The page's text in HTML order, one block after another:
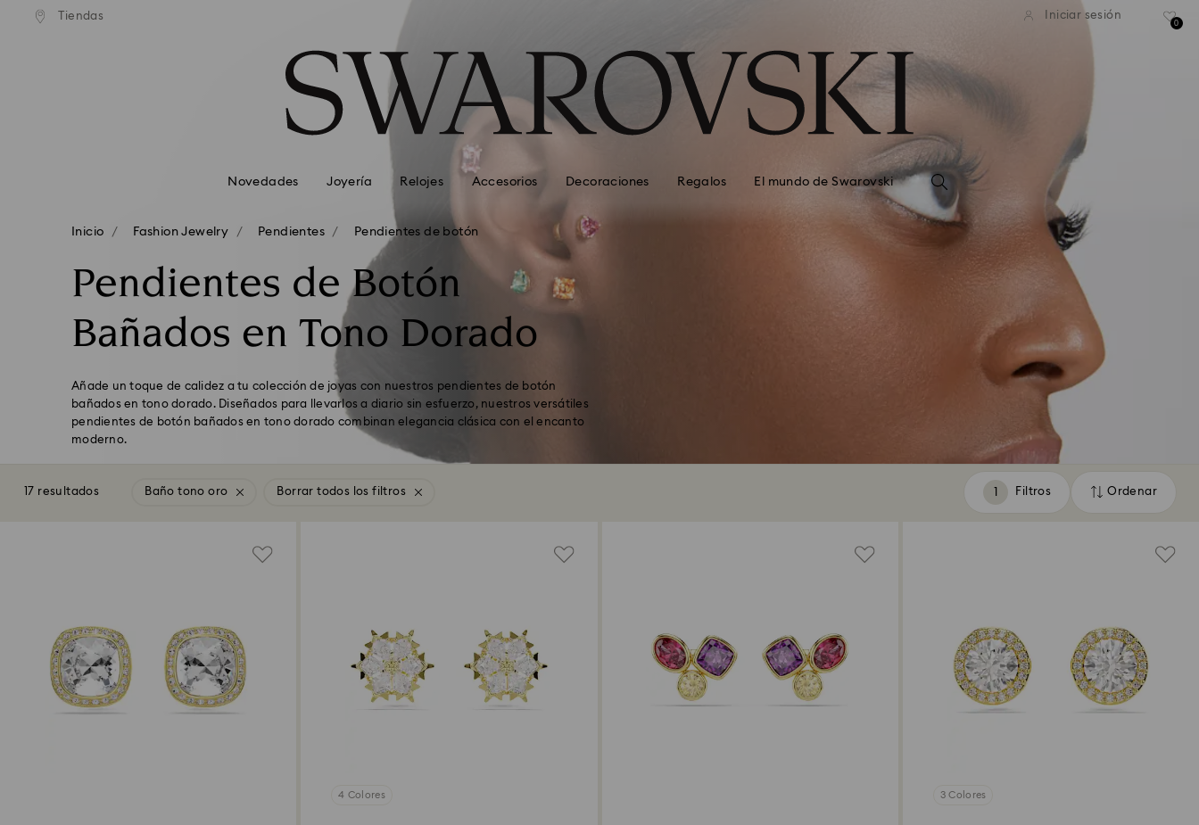
Accesskeys list
Tiendas Iniciar sesión
0
Novedades Joyería Relojes Accesorios Decoraciones Regalos El mundo de Swarovski
Inicio Fashion Jewelry Pendientes Pendientes de botón
Pendientes de Botón
Bañados en Tono Dorado
Añade un toque de calidez a tu colección de joyas con nuestros pendientes de botón
bañados en tono dorado. Diseñados para llevarlos a diario sin esfuerzo, nuestros versátiles
pendientes de botón bañados en tono dorado combinan elegancia clásica con el encanto
moderno.
17 resultados Baño tono oro Borrar todos los filtros Filtros
Filtros Ordenar
Ordenar
4 Colores 3 Colores